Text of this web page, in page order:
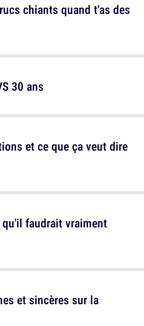
chiants quand t'as des
et ce que ça veut dire
et sincères sur la
30 ans
faudrait vraiment